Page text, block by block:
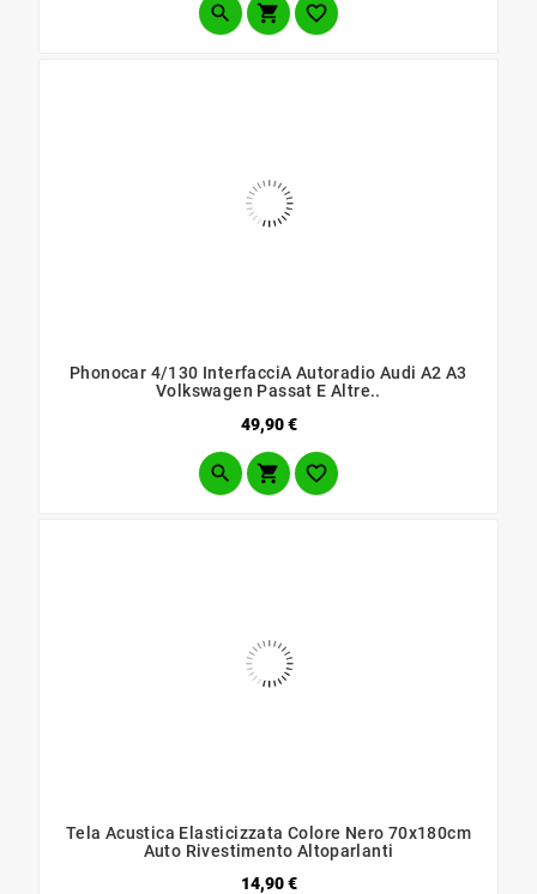
  
Phonocar 4/130 Interfacci​a Autoradio Audi A2 A3
Volkswagen Passat E Altre..
49,90 €Prezzo
  
Tela Acustica Elasticizzata Colore Nero 70x180cm
Auto Rivestimento Altoparlanti
14,90 €Prezzo